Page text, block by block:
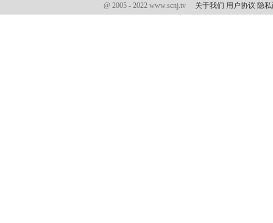
@ 2005 - 2022 www.scnj.tv 关于我们 用户协议 隐